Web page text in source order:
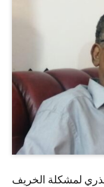
لمشكلة الخريف